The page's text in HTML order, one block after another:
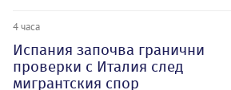
4 часа
Испания започва гранични
проверки с Италия след
мигрантския спор